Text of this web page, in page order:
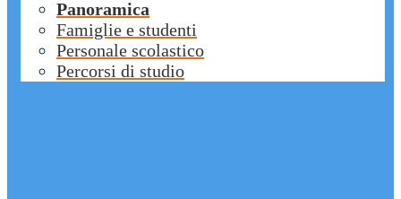
Panoramica
Famiglie e studenti
Personale scolastico
Percorsi di studio